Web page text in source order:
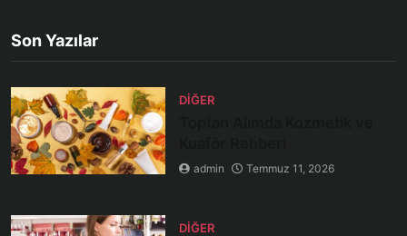
Son Yazılar
DIĞER
admin Temmuz 11, 2026
DIĞER